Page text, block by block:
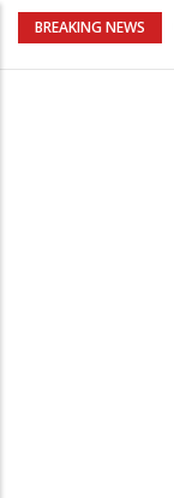
BREAKING NEWS